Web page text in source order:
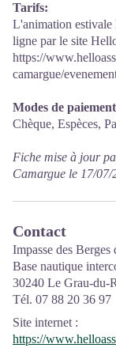
Tarifs:
L'animation estivale
ligne par le site
https://
camargue/
Modes de
Chèque, Espèces,
Fiche mise à jour
Camargue le 17/07/
Contact
Impasse des
Base nautique
30240 Le Grau-du-
Tél. 07 88 20 36 97
Site internet :
https://